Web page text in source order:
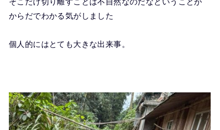
からだでわかる気がしました
個人的にはとても大きな出来事。